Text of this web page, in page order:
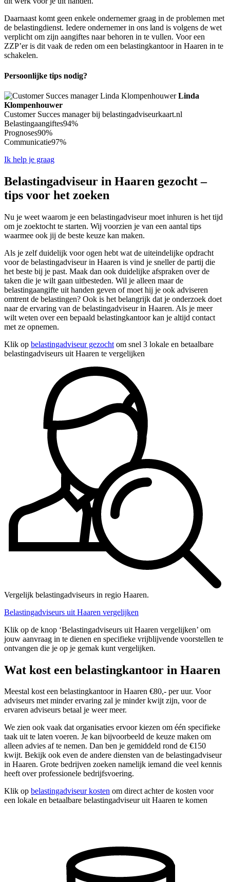
Daarnaast komt geen enkele ondernemer graag in de problemen met
de belastingdienst. Iedere ondernemer in ons land is volgens de wet
verplicht om zijn aangiftes naar behoren in te vullen. Voor een
ZZP’er is dit vaak de reden om een belastingkantoor in Haaren in te
schakelen.
Persoonlijke tips nodig?
Linda
Klompenhouwer
Customer Succes manager bij belastingadviseurkaart.nl
Belastingaangiftes94%
Prognoses90%
Communicatie97%
Ik help je graag
Belastingadviseur in Haaren gezocht –
tips voor het zoeken
Nu je weet waarom je een belastingadviseur moet inhuren is het tijd
om je zoektocht te starten. Wij voorzien je van een aantal tips
waarmee ook jij de beste keuze kan maken.
Als je zelf duidelijk voor ogen hebt wat de uiteindelijke opdracht
voor de belastingadviseur in Haaren is vind je sneller de partij die
het beste bij je past. Maak dan ook duidelijke afspraken over de
taken die je wilt gaan uitbesteden. Wil je alleen maar de
belastingaangifte uit handen geven of moet hij je ook adviseren
omtrent de belastingen? Ook is het belangrijk dat je onderzoek doet
naar de ervaring van de belastingadviseur in Haaren. Als je meer
wilt weten over een bepaald belastingkantoor kan je altijd contact
met ze opnemen.
Klik op belastingadviseur gezocht om snel 3 lokale en betaalbare
belastingadviseurs uit Haaren te vergelijken
Vergelijk belastingadviseurs in regio Haaren.
Belastingadviseurs uit Haaren vergelijken
Klik op de knop ‘Belastingadviseurs uit Haaren vergelijken’ om
jouw aanvraag in te dienen en specifieke vrijblijvende voorstellen te
ontvangen die je op je gemak kunt vergelijken.
Wat kost een belastingkantoor in Haaren
Meestal kost een belastingkantoor in Haaren €80,- per uur. Voor
adviseurs met minder ervaring zal je minder kwijt zijn, voor de
ervaren adviseurs betaal je weer meer.
We zien ook vaak dat organisaties ervoor kiezen om één specifieke
taak uit te laten voeren. Je kan bijvoorbeeld de keuze maken om
alleen advies af te nemen. Dan ben je gemiddeld rond de €150
kwijt. Bekijk ook even de andere diensten van de belastingadviseur
in Haaren. Grote bedrijven zoeken namelijk iemand die veel kennis
heeft over professionele bedrijfsvoering.
Klik op belastingadviseur kosten om direct achter de kosten voor
een lokale en betaalbare belastingadviseur uit Haaren te komen